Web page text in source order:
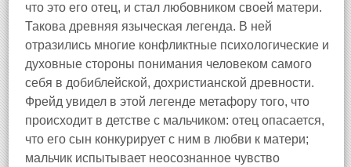
что это его отец, и стал любовником своей матери.
Такова древняя языческая легенда. В ней
отразились многие конфликтные психологические и
духовные стороны понимания человеком самого
себя в добиблейской, дохристианской древности.
Фрейд увидел в этой легенде метафору того, что
происходит в детстве с мальчиком: отец опасается,
что его сын конкурирует с ним в любви к матери;
мальчик испытывает неосознанное чувство